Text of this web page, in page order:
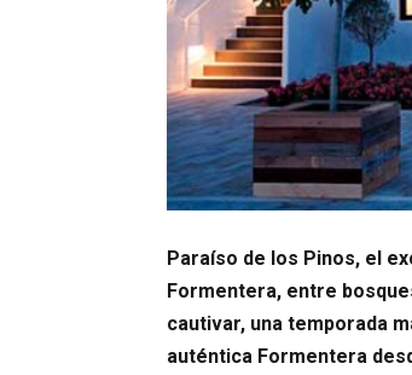
Paraíso de los Pinos, el
Formentera, entre
cautivar, una temporada
auténtica Formentera